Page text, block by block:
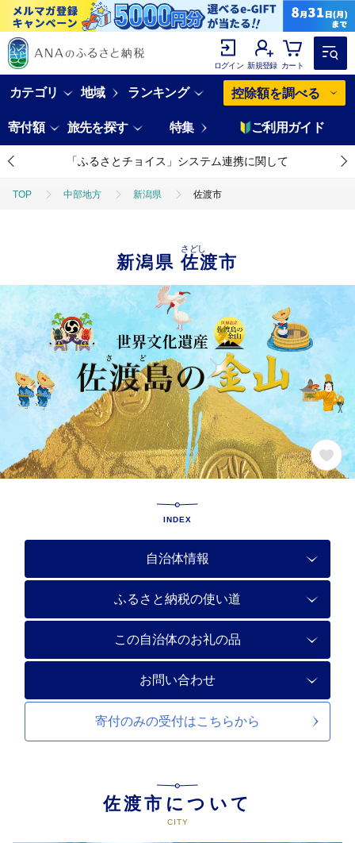
ログイン 新規登録 カート
カテゴリ 地域 ランキング 控除額を調べる
寄付額 旅先を探す 特集 ご利用ガイド
「ふるさとチョイス」システム連携に関して
TOP 中部地方 新潟県 佐渡市
新潟県佐渡市
さどし
INDEX
自治体情報
ふるさと納税の使い道
この自治体のお礼の品
お問い合わせ
寄付のみの受付はこちらから
佐渡市について